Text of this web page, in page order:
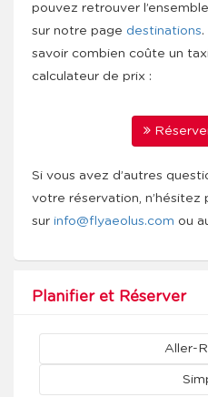
pouvez retrouver
sur notre page destinations
savoir combien coûte un
calculateur de prix :
Si vous avez d’autres
votre réservation, n’hésitez
sur info@flyaeolus.com ou
Planifier et Réserver
Aller-